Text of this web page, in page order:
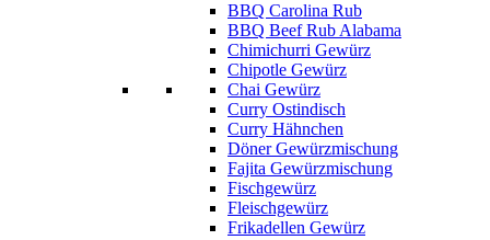
BBQ Carolina Rub
BBQ Beef Rub Alabama
Chimichurri Gewürz
Chipotle Gewürz
Chai Gewürz
Curry Ostindisch
Curry Hähnchen
Döner Gewürzmischung
Fajita Gewürzmischung
Fischgewürz
Fleischgewürz
Frikadellen Gewürz